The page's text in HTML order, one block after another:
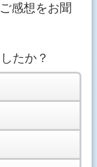
感想をお聞
たか？